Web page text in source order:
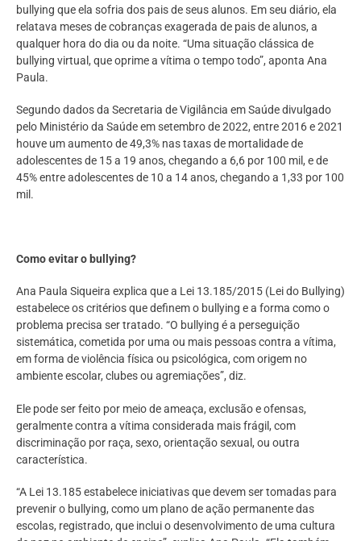
bullying que ela sofria dos pais de seus alunos. Em seu diário, ela
relatava meses de cobranças exagerada de pais de alunos, a
qualquer hora do dia ou da noite. “Uma situação clássica de
bullying virtual, que oprime a vítima o tempo todo”, aponta Ana
Paula.
Segundo dados da Secretaria de Vigilância em Saúde divulgado
pelo Ministério da Saúde em setembro de 2022, entre 2016 e 2021
houve um aumento de 49,3% nas taxas de mortalidade de
adolescentes de 15 a 19 anos, chegando a 6,6 por 100 mil, e de
45% entre adolescentes de 10 a 14 anos, chegando a 1,33 por 100
mil.
Como evitar o bullying?
Ana Paula Siqueira explica que a Lei 13.185/2015 (Lei do Bullying)
estabelece os critérios que definem o bullying e a forma como o
problema precisa ser tratado. “O bullying é a perseguição
sistemática, cometida por uma ou mais pessoas contra a vítima,
em forma de violência física ou psicológica, com origem no
ambiente escolar, clubes ou agremiações”, diz.
Ele pode ser feito por meio de ameaça, exclusão e ofensas,
geralmente contra a vítima considerada mais frágil, com
discriminação por raça, sexo, orientação sexual, ou outra
característica.
“A Lei 13.185 estabelece iniciativas que devem ser tomadas para
prevenir o bullying, como um plano de ação permanente das
escolas, registrado, que inclui o desenvolvimento de uma cultura